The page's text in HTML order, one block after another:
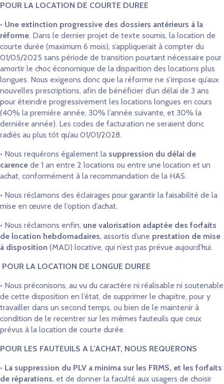
POUR LA LOCATION DE COURTE DUREE
• Une extinction progressive des dossiers antérieurs à la
réforme. Dans le dernier projet de texte soumis, la location de
courte durée (maximum 6 mois), s’appliquerait à compter du
01/05/2025 sans période de transition pourtant nécessaire pour
amortir le choc économique de la disparition des locations plus
longues. Nous exigeons donc que la réforme ne s’impose qu’aux
nouvelles prescriptions, afin de bénéficier d’un délai de 3 ans
pour éteindre progressivement les locations longues en cours
(40% la première année, 30% l’année suivante, et 30% la
dernière année). Les codes de facturation ne seraient donc
radiés au plus tôt qu’au 01/01/2028.
• Nous requérons également la suppression du délai de
carence de 1 an entre 2 locations ou entre une location et un
achat, conformément à la recommandation de la HAS.
• Nous réclamons des éclairages pour garantir la faisabilité de la
mise en œuvre de l’option d’achat.
• Nous réclamons enfin, une valorisation adaptée des forfaits
de location hebdomadaires, assortis d’une prestation de mise
à disposition (MAD) locative, qui n’est pas prévue aujourd’hui.
POUR LA LOCATION DE LONGUE DUREE
• Nous préconisons, au vu du caractère ni réalisable ni soutenable
de cette disposition en l’état, de supprimer le chapitre, pour y
travailler dans un second temps, ou bien de le maintenir à
condition de le recentrer sur les mêmes fauteuils que ceux
prévus à la location de courte durée.
POUR LES FAUTEUILS A L’ACHAT, NOUS REQUERONS
• La suppression du PLV a minima sur les FRMS, et les forfaits
de réparations, et de donner la faculté aux usagers de choisir